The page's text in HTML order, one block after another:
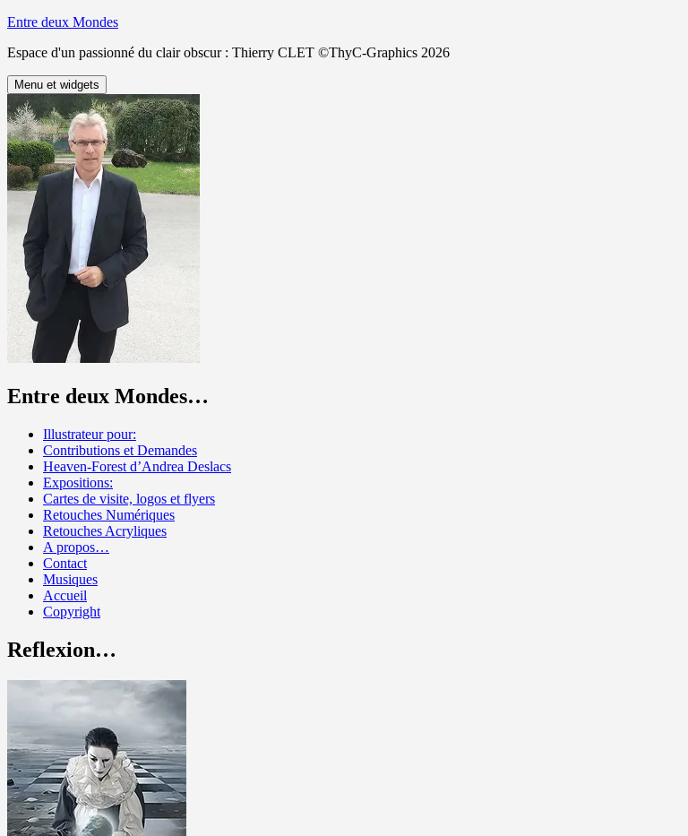
Aller
contenu
Entre deux Mondes
Espace d'un passionné du clair obscur : Thierry CLET ©ThyC-Graphics 2026
Menu et widgets
Entre deux Mondes…
Illustrateur pour:
Contributions et Demandes
Heaven-Forest d’Andrea Deslacs
Expositions:
Cartes de visite, logos et flyers
Retouches Numériques
Retouches Acryliques
A propos…
Contact
Musiques
Accueil
Copyright
Reflexion…